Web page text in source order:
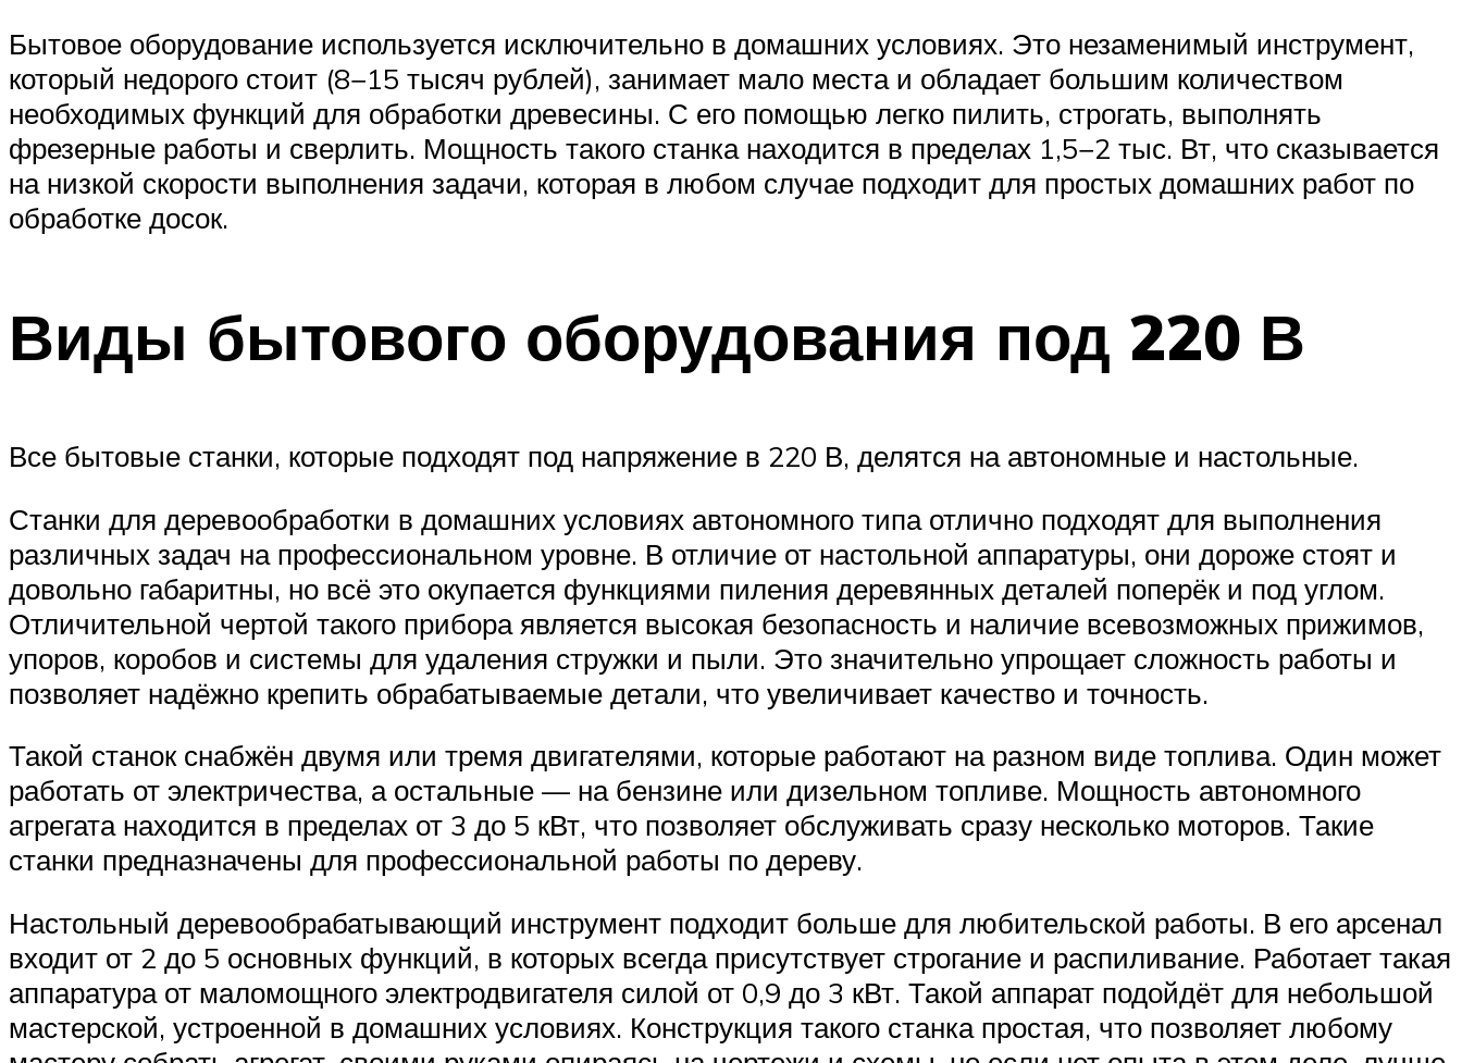
Бытовое оборудование используется исключительно в домашних условиях. Это незаменимый инструмент,
который недорого стоит (8−15 тысяч рублей), занимает мало места и обладает большим количеством
необходимых функций для обработки древесины. С его помощью легко пилить, строгать, выполнять
фрезерные работы и сверлить. Мощность такого станка находится в пределах 1,5−2 тыс. Вт, что сказывается
на низкой скорости выполнения задачи, которая в любом случае подходит для простых домашних работ по
обработке досок.
Виды бытового оборудования под 220 В
Все бытовые станки, которые подходят под напряжение в 220 В, делятся на автономные и настольные.
Станки для деревообработки в домашних условиях автономного типа отлично подходят для выполнения
различных задач на профессиональном уровне. В отличие от настольной аппаратуры, они дороже стоят и
довольно габаритны, но всё это окупается функциями пиления деревянных деталей поперёк и под углом.
Отличительной чертой такого прибора является высокая безопасность и наличие всевозможных прижимов,
упоров, коробов и системы для удаления стружки и пыли. Это значительно упрощает сложность работы и
позволяет надёжно крепить обрабатываемые детали, что увеличивает качество и точность.
Такой станок снабжён двумя или тремя двигателями, которые работают на разном виде топлива. Один может
работать от электричества, а остальные — на бензине или дизельном топливе. Мощность автономного
агрегата находится в пределах от 3 до 5 кВт, что позволяет обслуживать сразу несколько моторов. Такие
станки предназначены для профессиональной работы по дереву.
Настольный деревообрабатывающий инструмент подходит больше для любительской работы. В его арсенал
входит от 2 до 5 основных функций, в которых всегда присутствует строгание и распиливание. Работает такая
аппаратура от маломощного электродвигателя силой от 0,9 до 3 кВт. Такой аппарат подойдёт для небольшой
мастерской, устроенной в домашних условиях. Конструкция такого станка простая, что позволяет любому